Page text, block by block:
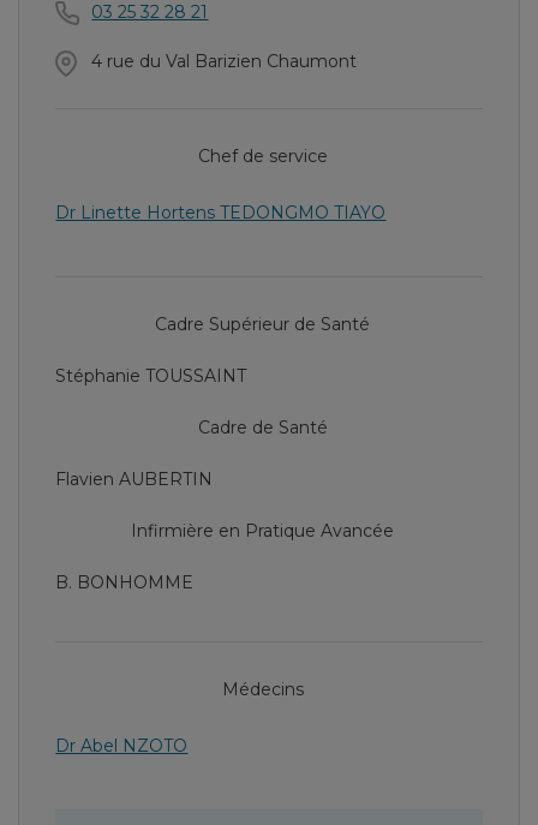
03 25 32 28 21
4 rue du Val Barizien Chaumont
Chef de service
Dr Linette Hortens TEDONGMO TIAYO
Cadre Supérieur de Santé
Stéphanie TOUSSAINT
Cadre de Santé
Flavien AUBERTIN
Infirmière en Pratique Avancée
B. BONHOMME
Médecins
Dr Abel NZOTO